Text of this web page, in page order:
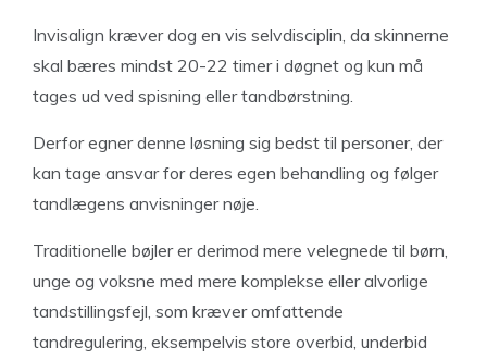
Invisalign kræver dog en vis selvdisciplin, da skinnerne
skal bæres mindst 20-22 timer i døgnet og kun må
tages ud ved spisning eller tandbørstning.
Derfor egner denne løsning sig bedst til personer, der
kan tage ansvar for deres egen behandling og følger
tandlægens anvisninger nøje.
Traditionelle bøjler er derimod mere velegnede til børn,
unge og voksne med mere komplekse eller alvorlige
tandstillingsfejl, som kræver omfattende
tandregulering, eksempelvis store overbid, underbid